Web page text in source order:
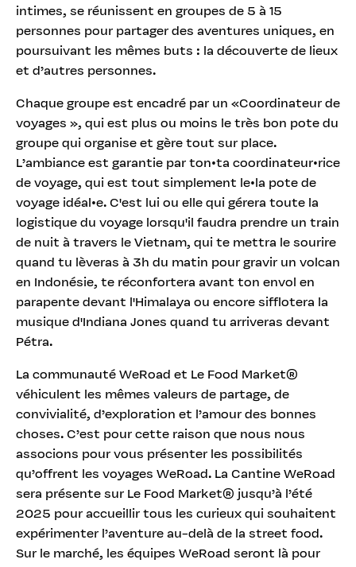
intimes, se réunissent en groupes de 5 à 15
personnes pour partager des aventures uniques, en
poursuivant les mêmes buts : la découverte de lieux
et d’autres personnes.
Chaque groupe est encadré par un «Coordinateur de
voyages », qui est plus ou moins le très bon pote du
groupe qui organise et gère tout sur place.
L’ambiance est garantie par ton•ta coordinateur•rice
de voyage, qui est tout simplement le•la pote de
voyage idéal•e. C'est lui ou elle qui gérera toute la
logistique du voyage lorsqu'il faudra prendre un train
de nuit à travers le Vietnam, qui te mettra le sourire
quand tu lèveras à 3h du matin pour gravir un volcan
en Indonésie, te réconfortera avant ton envol en
parapente devant l'Himalaya ou encore sifflotera la
musique d'Indiana Jones quand tu arriveras devant
Pétra.
La communauté WeRoad et Le Food Market®
véhiculent les mêmes valeurs de partage, de
convivialité, d’exploration et l’amour des bonnes
choses. C’est pour cette raison que nous nous
associons pour vous présenter les possibilités
qu’offrent les voyages WeRoad. La Cantine WeRoad
sera présente sur Le Food Market® jusqu’à l’été
2025 pour accueillir tous les curieux qui souhaitent
expérimenter l’aventure au-delà de la street food.
Sur le marché, les équipes WeRoad seront là pour